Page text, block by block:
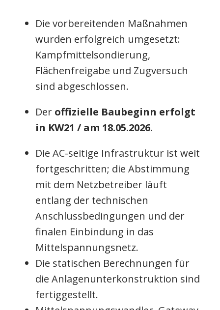
Die vorbereitenden Maßnahmen
wurden erfolgreich umgesetzt:
Kampfmittelsondierung,
Flächenfreigabe und Zugversuch
sind abgeschlossen.
Der offizielle Baubeginn erfolgt
in KW21 / am 18.05.2026.
Die AC-seitige Infrastruktur ist weit
fortgeschritten; die Abstimmung
mit dem Netzbetreiber läuft
entlang der technischen
Anschlussbedingungen und der
finalen Einbindung in das
Mittelspannungsnetz.
Die statischen Berechnungen für
die Anlagenunterkonstruktion sind
fertiggestellt.